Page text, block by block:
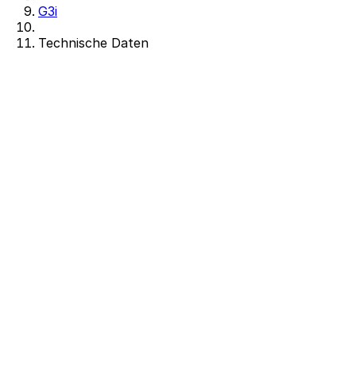
G3i
Technische Daten